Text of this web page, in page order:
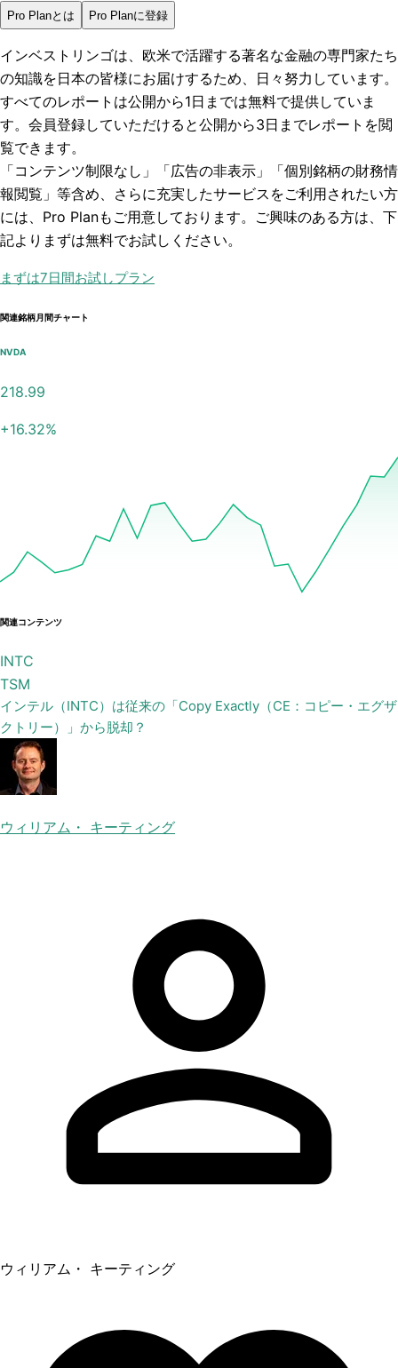
Pro Planとは Pro Planに登録
インベストリンゴは、欧米で活躍する著名な金融の専門家たち
の知識を日本の皆様にお届けするため、日々努力しています。
すべてのレポートは公開から1日までは無料で提供していま
す。会員登録していただけると公開から3日までレポートを閲
覧できます。
「コンテンツ制限なし」「広告の非表示」「個別銘柄の財務情
報閲覧」 等含め、さらに充実したサービスをご利用されたい方
には、Pro Planもご用意しております。ご興味のある方は、下
記よりまずは無料でお試しください。
まずは7日間お試しプラン
関連銘柄月間チャート
NVDA
218.99
+16.32%
関連コンテンツ
INTC
TSM
インテル（INTC）は従来の「Copy Exactly（CE：コピー・エグザ
クトリー）」から脱却？
ウィリアム・ キーティング
ウィリアム・ キーティング